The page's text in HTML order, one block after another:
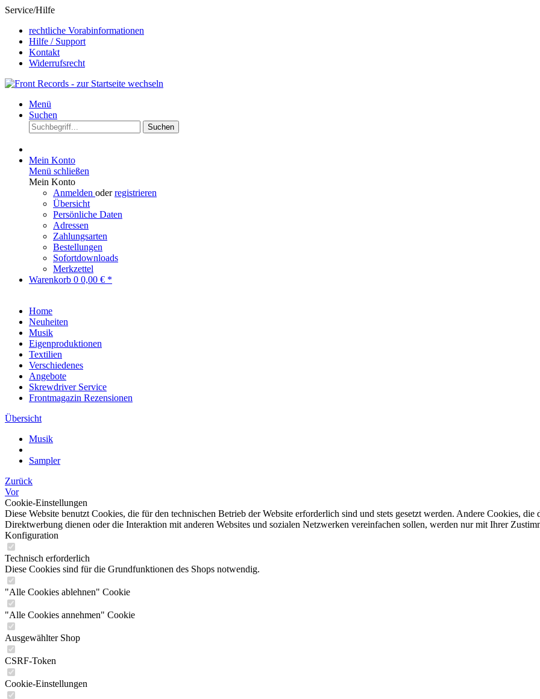
Service/Hilfe
rechtliche Vorabinformationen
Hilfe / Support
Kontakt
Widerrufsrecht
Menü
Suchen
Suchen
Mein Konto
Menü schließen
Mein Konto
Anmelden oderregistrieren
Übersicht
Persönliche Daten
Adressen
Zahlungsarten
Bestellungen
Sofortdownloads
Merkzettel
Warenkorb 0 0,00 € *
Home
Neuheiten
Musik
Eigenproduktionen
Textilien
Verschiedenes
Angebote
Skrewdriver Service
Frontmagazin Rezensionen
Übersicht
Musik
Sampler
Zurück
Vor
Cookie-Einstellungen
Diese Website benutzt Cookies, die für den technischen Betrieb der Website erforderlich sind und stets gesetzt werden. Andere Cookies,
Direktwerbung dienen oder die Interaktion mit anderen Websites und sozialen Netzwerken vereinfachen sollen, werden nur mit Ihrer
Konfiguration
Technisch erforderlich
Diese Cookies sind für die Grundfunktionen des Shops notwendig.
"Alle Cookies ablehnen" Cookie
"Alle Cookies annehmen" Cookie
Ausgewählter Shop
CSRF-Token
Cookie-Einstellungen